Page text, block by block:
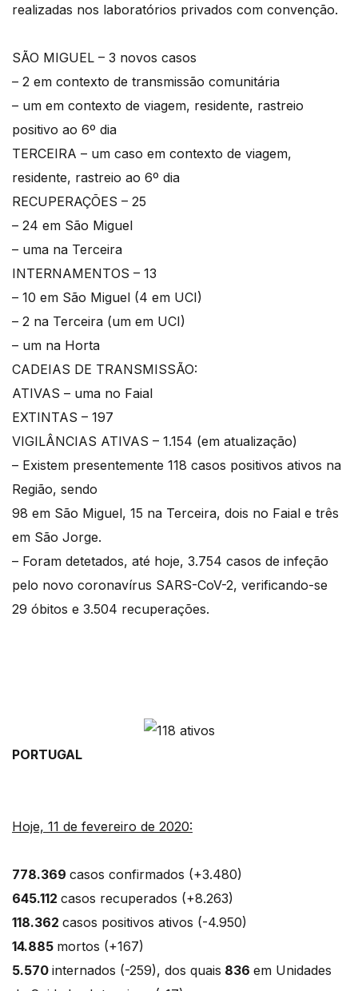
realizadas nos laboratórios privados com convenção.
SÃO MIGUEL – 3 novos casos
– 2 em contexto de transmissão comunitária
– um em contexto de viagem, residente, rastreio
positivo ao 6º dia
TERCEIRA – um caso em contexto de viagem,
residente, rastreio ao 6º dia
RECUPERAÇÕES – 25
– 24 em São Miguel
– uma na Terceira
INTERNAMENTOS – 13
– 10 em São Miguel (4 em UCI)
– 2 na Terceira (um em UCI)
– um na Horta
CADEIAS DE TRANSMISSÃO:
ATIVAS – uma no Faial
EXTINTAS – 197
VIGILÂNCIAS ATIVAS – 1.154 (em atualização)
– Existem presentemente 118 casos positivos ativos na
Região, sendo
98 em São Miguel, 15 na Terceira, dois no Faial e três
em São Jorge.
– Foram detetados, até hoje, 3.754 casos de infeção
pelo novo coronavírus SARS-CoV-2, verificando-se
29 óbitos e 3.504 recuperações.
PORTUGAL
Hoje, 11 de fevereiro de 2020:
778.369 casos confirmados (+3.480)
645.112 casos recuperados (+8.263)
118.362 casos positivos ativos (-4.950)
14.885 mortos (+167)
5.570 internados (-259), dos quais 836 em Unidades